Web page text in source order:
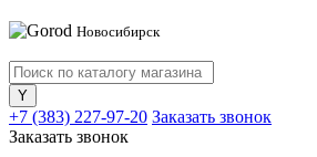
Новосибирск
+7 (383) 227-97-20 Заказать звонок
Заказать звонок